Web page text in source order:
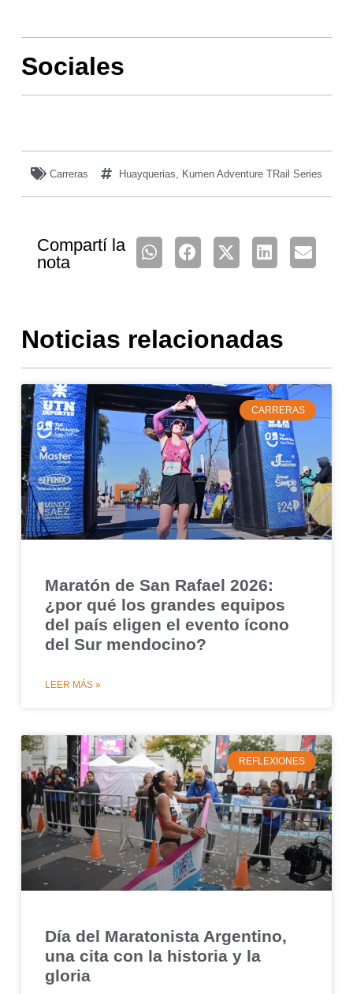
Sociales
Carreras Huayquerias Kumen Adventure TRail Series
Compartí la
nota
Noticias relacionadas
CARRERAS
Maratón de San Rafael 2026:
¿por qué los grandes equipos
del país eligen el evento ícono
del Sur mendocino?
LEER MÁS »
REFLEXIONES
Día del Maratonista Argentino,
una cita con la historia y la
gloria